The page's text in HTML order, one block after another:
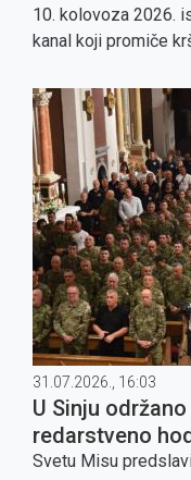
10. kolovoza 2026.
kanal koji promiče
31.07.2026., 16:03
U Sinju
redarstveno
Svetu Misu